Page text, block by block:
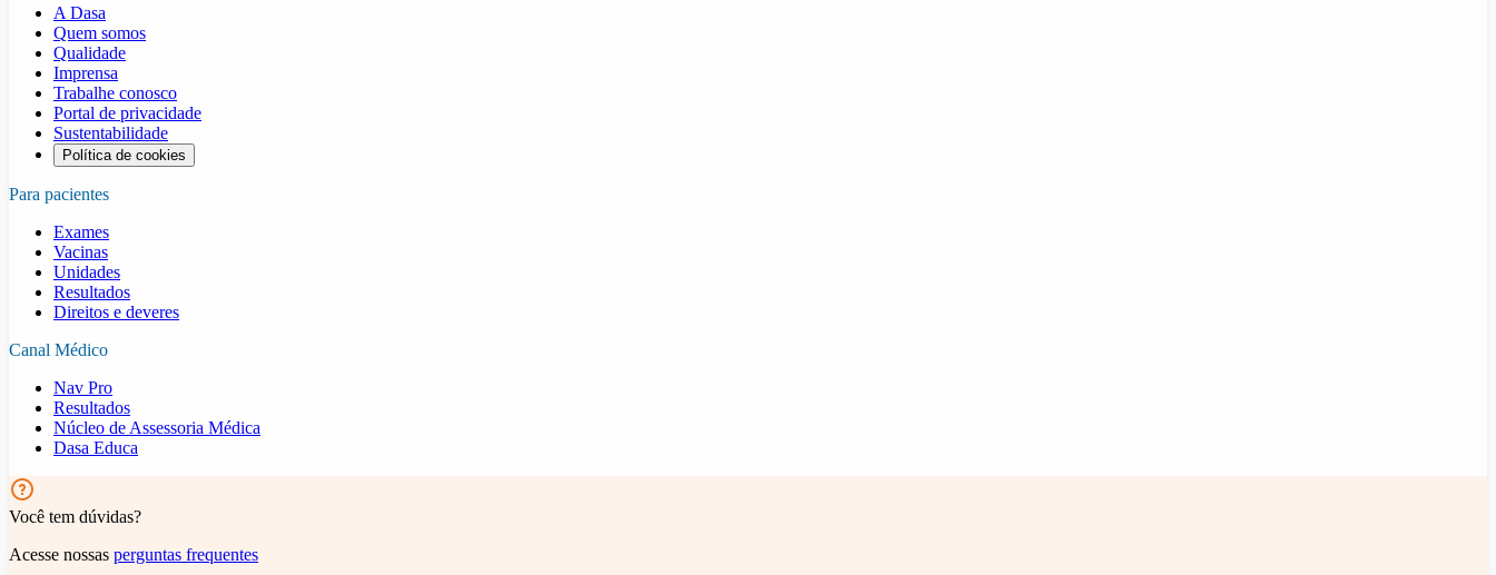
A Dasa
Quem somos
Qualidade
Imprensa
Trabalhe conosco
Portal de privacidade
Sustentabilidade
Política de cookies
Para pacientes
Exames
Vacinas
Unidades
Resultados
Direitos e deveres
Canal Médico
Nav Pro
Resultados
Núcleo de Assessoria Médica
Dasa Educa
Você tem dúvidas?
Acesse nossas perguntas frequentes